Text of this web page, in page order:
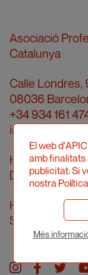
Asociació
Catalunya
Calle Londres,
08036
+34 934 161
info@apic.cat
Horario de
De lunes a
Horario de
Solicitar cita
Instagram
facebook
El web
amb finalitats
publicitat. Si
nostra
Més